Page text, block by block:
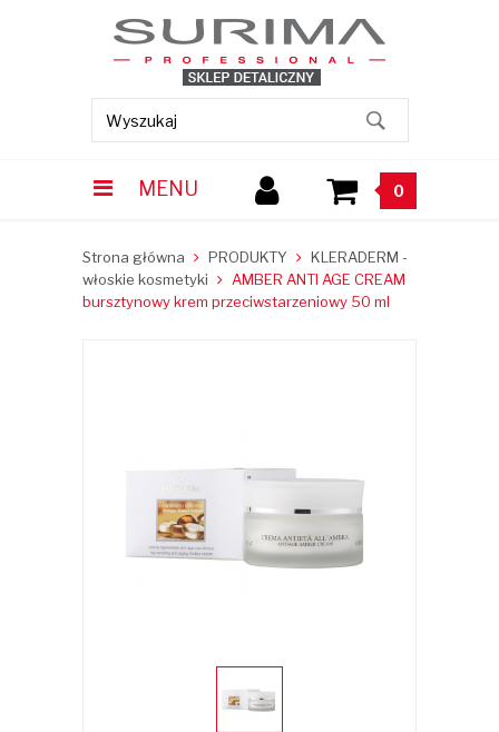
MENU 0
Strona główna PRODUKTY
KLERADERM -
włoskie kosmetyki
AMBER ANTI AGE CREAM
bursztynowy krem przeciwstarzeniowy 50 ml